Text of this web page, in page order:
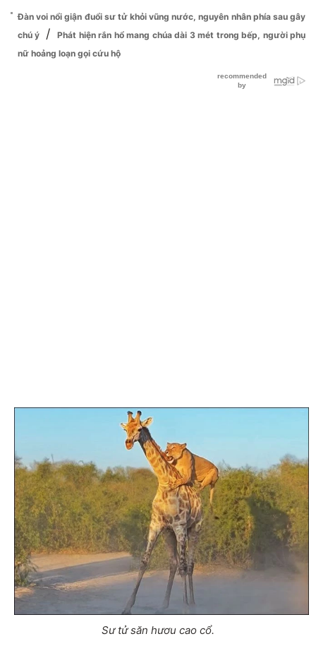
Đàn voi nổi giận đuổi sư tử khỏi vũng nước, nguyên nhân phía sau gây
chú ý
/
Phát hiện rắn hổ mang chúa dài 3 mét trong bếp, người phụ
nữ hoảng loạn gọi cứu hộ
Sư tử săn hươu cao cổ.